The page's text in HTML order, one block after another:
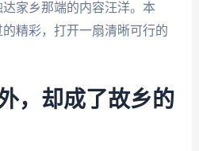
家乡那端的内容汪洋。本
精彩，打开一扇清晰可行的
，却成了故乡的